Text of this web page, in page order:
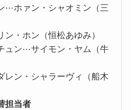
⋯ホァン・シャオミン（三
・ホン（恒松あゆみ）
ュン⋯サイモン・ヤム（牛
ン・シャラーヴィ（船木
担当者